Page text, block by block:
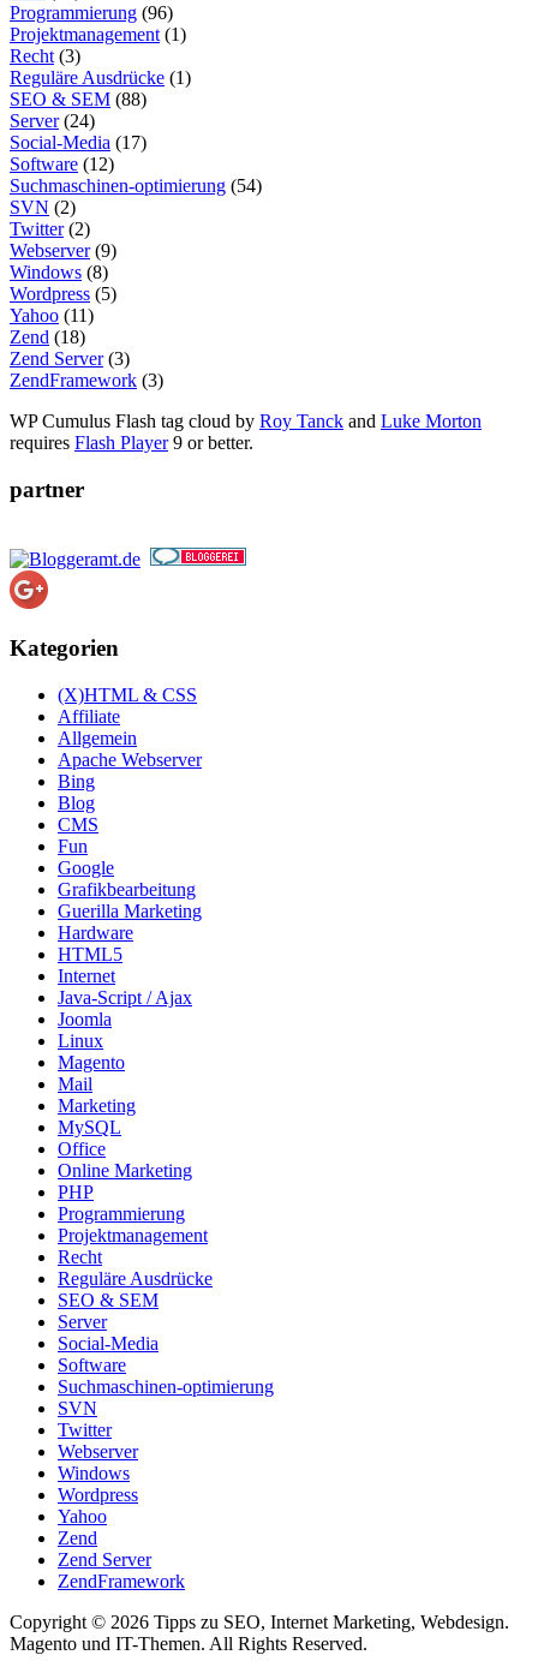
Programmierung (96)
Projektmanagement (1)
Recht (3)
Reguläre Ausdrücke (1)
SEO & SEM (88)
Server(24)
Social-Media (17)
Software (12)
Suchmaschinen-optimierung (54)
SVN (2)
Twitter(2)
Webserver(9)
Windows (8)
Wordpress (5)
Yahoo (11)
Zend (18)
Zend Server(3)
ZendFramework (3)
WP Cumulus Flash tag cloud by Roy Tanck and Luke Morton
requires Flash Player9 or better.
partner
Kategorien
(X)HTML & CSS
Affiliate
Allgemein
Apache Webserver
Bing
Blog
CMS
Fun
Google
Grafikbearbeitung
Guerilla Marketing
Hardware
HTML5
Internet
Java-Script / Ajax
Joomla
Linux
Magento
Mail
Marketing
MySQL
Office
Online Marketing
PHP
Programmierung
Projektmanagement
Recht
Reguläre Ausdrücke
SEO & SEM
Server
Social-Media
Software
Suchmaschinen-optimierung
SVN
Twitter
Webserver
Windows
Wordpress
Yahoo
Zend
Zend Server
ZendFramework
Copyright © 2026 Tipps zu SEO, Internet Marketing, Webdesign.
Magento und IT-Themen. All Rights Reserved.